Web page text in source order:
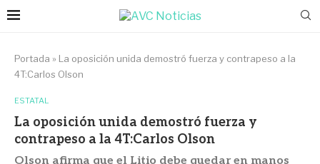
Portada » La oposición unida demostró fuerza y contrapeso a la
4T:Carlos Olson
ESTATAL
La oposición unida demostró fuerza y
contrapeso a la 4T:Carlos Olson
Olson afirma que el Litio debe quedar en manos